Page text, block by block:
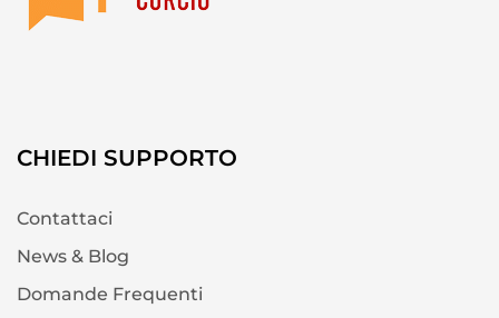
CHIEDI SUPPORTO
Contattaci
News & Blog
Domande Frequenti